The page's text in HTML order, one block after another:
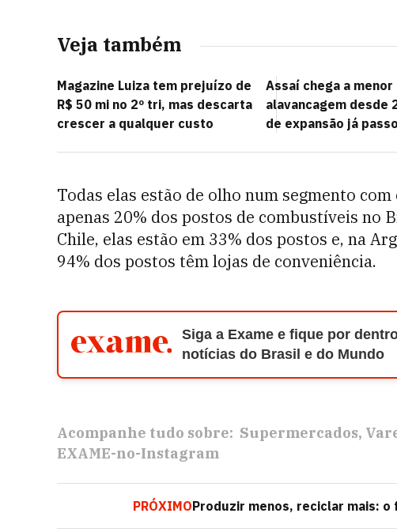
Veja também
Magazine Luiza tem prejuízo de
R$ 50 mi no 2º tri, mas descarta
crescer a qualquer custo
Assaí chega a menor
alavancagem desde
de expansão já
Todas elas estão de olho num segmento
apenas 20% dos postos de combustíveis no
Chile, elas estão em 33% dos postos e, na
94% dos postos têm lojas de conveniência.
Siga a Exame e fique por
notícias do Brasil e do Mundo
Acompanhe tudo sobre: Supermercados
EXAME-no-Instagram
PRÓXIMOProduzir menos, reciclar mais: